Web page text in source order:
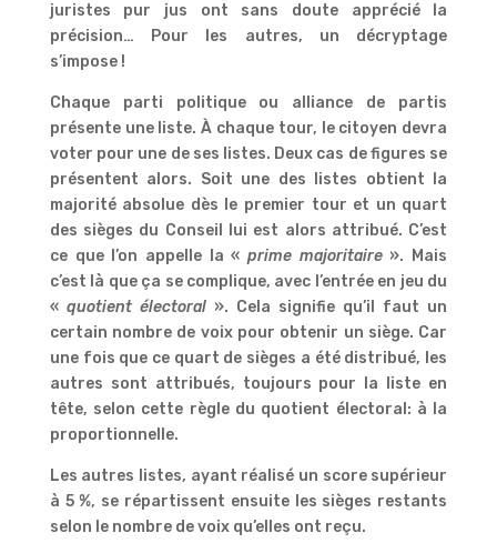
juristes pur jus ont sans doute apprécié la
précision… Pour les autres, un décryptage
s’impose !
Chaque parti politique ou alliance de partis
présente une liste. À chaque tour, le citoyen devra
voter pour une de ses listes. Deux cas de figures se
présentent alors. Soit une des listes obtient la
majorité absolue dès le premier tour et un quart
des sièges du Conseil lui est alors attribué. C’est
ce que l’on appelle la «prime majoritaire ». Mais
c’est là que ça se complique, avec l’entrée en jeu du
« quotient électoral». Cela signifie qu’il faut un
certain nombre de voix pour obtenir un siège. Car
une fois que ce quart de sièges a été distribué, les
autres sont attribués, toujours pour la liste en
tête, selon cette règle du quotient électoral: à la
proportionnelle.
Les autres listes, ayant réalisé un score supérieur
à 5 %, se répartissent ensuite les sièges restants
selon le nombre de voix qu’elles ont reçu.